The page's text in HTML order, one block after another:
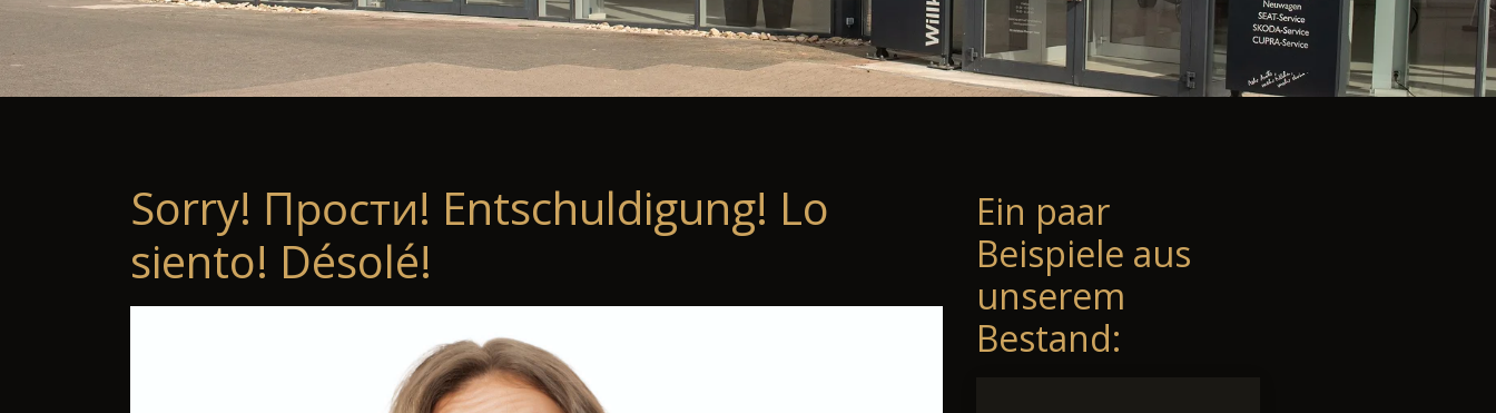
Sorry! Прости! Entschuldigung! Lo
siento! Désolé!
Ein paar
Beispiele aus
unserem
Bestand: